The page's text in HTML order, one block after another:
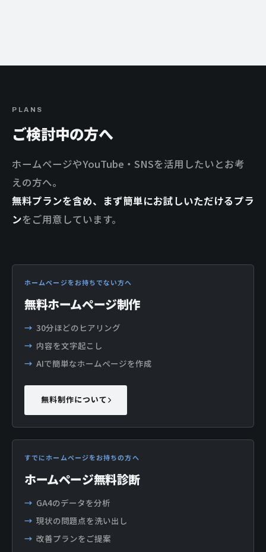
PLANS
ご検討中の方へ
ホームページやYouTube・SNSを活用したいとお考
えの方へ。
無料プランを含め、まず簡単にお試しいただけるプラ
ンをご用意しています。
ホームページをお持ちでない方へ
無料ホームページ制作
30分ほどのヒアリング
内容を文字起こし
AIで簡単なホームページを作成
無料制作について
すでにホームページをお持ちの方へ
ホームページ無料診断
GA4のデータを分析
現状の問題点を洗い出し
改善プランをご提案